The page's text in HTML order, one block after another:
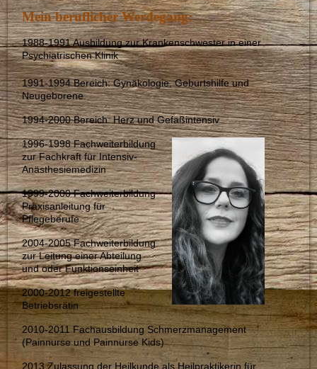
Mein beruflicher Werdegang:
1988-1991 Ausbildung zur Krankenschwester in einer
Psychiatrischen Klinik
1991-1994 Bereich: Gynäkologie, Geburtshilfe und
Neugeborene
1994-2000 Bereich: Herz und Gefäßintensiv
1996-1998 Fachweiterbildung
zur Fachkraft für Intensiv-
Anästhesiemedizin
1999-2000 Fachweiterbildung
Praxisanleitung für
Pflegeberufe
2004-2005 Fachweiterbildung
zur Leitung einer Abteilung
und oder Funktionseinheit
2000-2012 freigestellte
Betriebsrätin
2010-2011 Fachausbildung Schmerzmanagement
(Painnurse und Painnurse Kids)
2013 Zulassung der Heilkunde als Heilpraktikerin für